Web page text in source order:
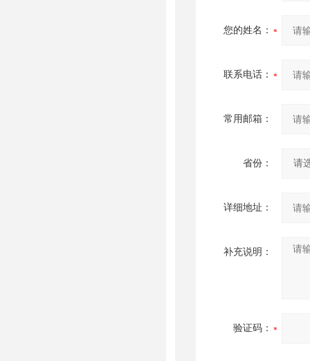
您的姓名：
联系电话：
常用邮箱：
省份：
详细地址：
补充说明：
验证码：